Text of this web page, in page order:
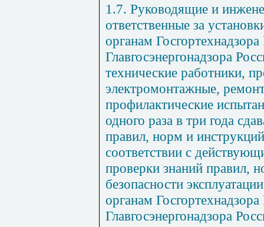
1.7. Руководящие и
ответственные за
органам
Главгосэнергонадзора
технические работники,
электромонтажные,
профилактические
одного раза в три года
правил, норм и
соответствии с
проверки знаний правил,
безопасности
органам
Главгосэнергонадзора